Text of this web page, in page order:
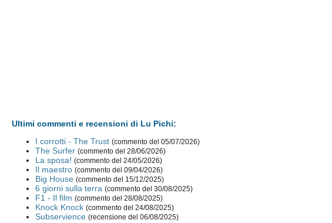
Ultimi commenti e recensioni di Lu Pichi:
I corrotti - The Trust (commento del 05/07/2026)
The Surfer (commento del 28/06/2026)
La sposa! (commento del 24/05/2026)
Il maestro (commento del 09/04/2026)
Big House (commento del 15/12/2025)
6 giorni sulla terra (commento del 30/08/2025)
F1 - Il film (commento del 28/08/2025)
Knock Knock (commento del 24/08/2025)
Subservience (recensione del 06/08/2025)